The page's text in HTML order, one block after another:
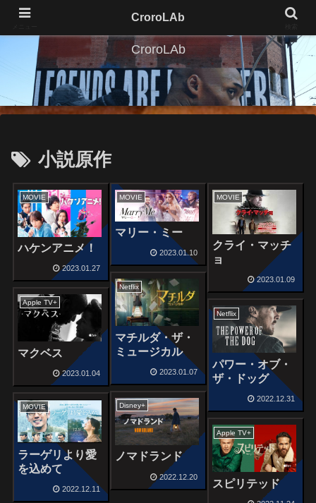
CroroLAb
小説原作
MOVIE
ハケンアニメ！
2023.01.27
MOVIE
マリー・ミー
2023.01.10
MOVIE
クライ・マッチ
ョ
2023.01.09
Netflix
マチルダ・ザ・
ミュージカル
2023.01.07
Apple TV+
マクベス
2023.01.04
Netflix
パワー・オブ・
ザ・ドッグ
2022.12.31
Disney+
ノマドランド
2022.12.20
MOVIE
ラーゲリより愛
を込めて
2022.12.11
Apple TV+
スピリテッド
CroroLAb